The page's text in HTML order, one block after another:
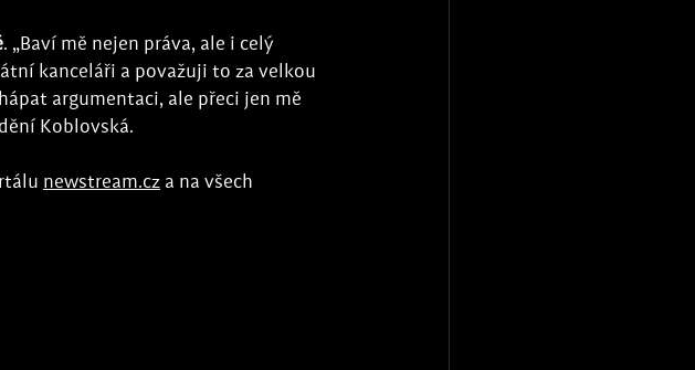
. „Baví mě nejen práva, ale i celý
kanceláři a považuji to za velkou
argumentaci, ale přeci jen mě
Koblovská.
newstream.cz a na všech